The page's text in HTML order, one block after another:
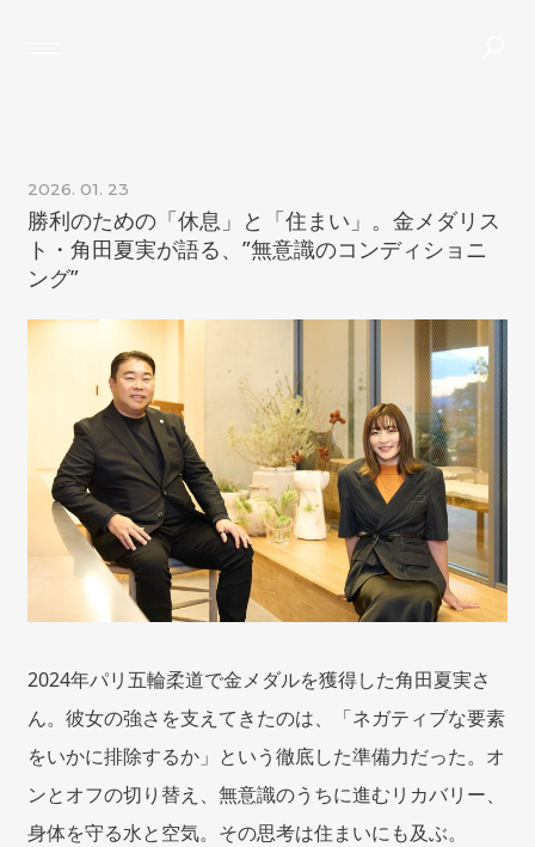
2026. 01. 23
勝利のための「休息」と「住まい」。金メダリス
ト・角田夏実が語る、”無意識のコンディショニ
ング”
2024年パリ五輪柔道で金メダルを獲得した角田夏実さ
ん。彼女の強さを支えてきたのは、「ネガティブな要素
をいかに排除するか」という徹底した準備力だった。オ
ンとオフの切り替え、無意識のうちに進むリカバリー、
身体を守る水と空気。その思考は住まいにも及ぶ。
THE GRANHAUS